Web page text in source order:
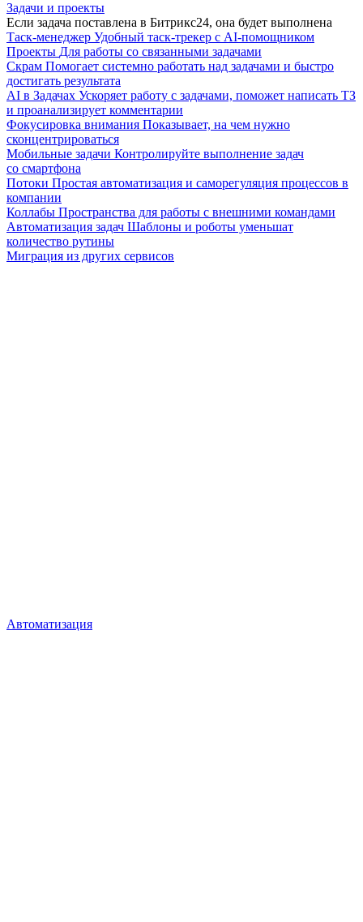
Задачи и проекты
Если задача поставлена в Битрикс24, она будет выполнена
Таск-менеджер Удобный таск-трекер с AI-помощником
Проекты Для работы со связанными задачами
Скрам Помогает системно работать над задачами и быстро
достигать результата
AI в Задачах Ускоряет работу с задачами, поможет написать ТЗ
и проанализирует комментарии
Фокусировка внимания Показывает, на чем нужно
сконцентрироваться
Мобильные задачи Контролируйте выполнение задач
со смартфона
Потоки Простая автоматизация и саморегуляция процессов в
компании
Коллабы Пространства для работы с внешними командами
Автоматизация задач Шаблоны и роботы уменьшат
количество рутины
Миграция из других сервисов
Автоматизация